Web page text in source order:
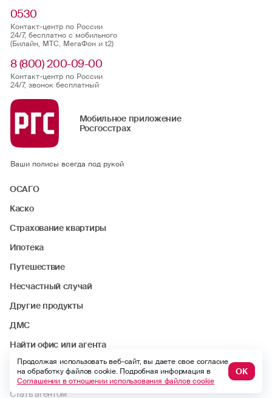
0530
Контакт-центр по России
24/7, бесплатно с мобильного
(Билайн, МТС, МегаФон и t2)
8 (800) 200-09-00
Контакт-центр по России
24/7, звонок бесплатный
Мобильное приложение
Росгосстрах
Ваши полисы всегда под рукой
ОСАГО
Каско
Страхование квартиры
Ипотека
Путешествие
Несчастный случай
Другие продукты
ДМС
Найти офис или агента
Статьи
Стать агентом
Продолжая использовать веб-сайт, вы даете свое согласие
на обработку файлов cookie. Подробная информация в
Соглашении в отношении использования файлов cookie
ОК